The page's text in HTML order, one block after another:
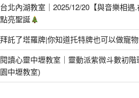
台北內湖教室｜2025/12/20【與音樂相
點亮聖誕
拜託了塔羅牌|你知道托特牌也可以做寵
閱讀心靈中壢教室｜靈動派紫微斗數初階
園中壢教室)